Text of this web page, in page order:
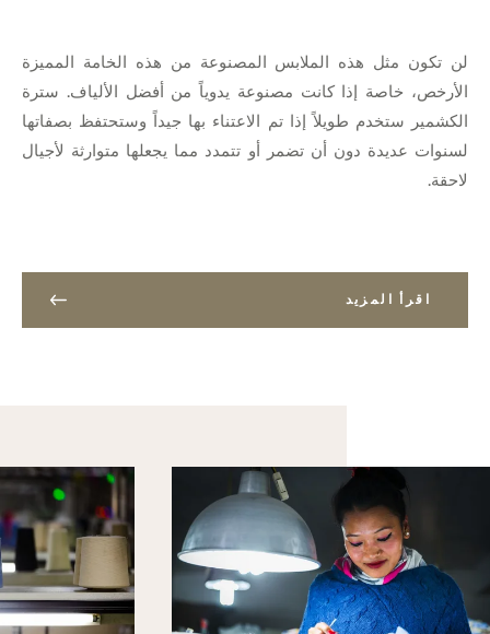
لن تكون مثل هذه الملابس المصنوعة من هذه الخامة المميزة
الأرخص، خاصة إذا كانت مصنوعة يدوياً من أفضل الألياف. سترة
الكشمير ستخدم طويلاً إذا تم الاعتناء بها جيداً وستحتفظ بصفاتها
لسنوات عديدة دون أن تضمر أو تتمدد مما يجعلها متوارثة لأجيال
لاحقة.
اقرأ المزيد